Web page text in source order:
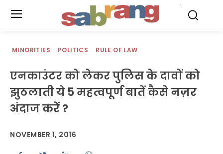
MINORITIES POLITICS RULE OF LAW
एनकाउंटर को लेकर पुलिस के दावों को
झुठलाती ये 5 महत्वपूर्ण बातें कैसे नज़र
अंदाज करें ?
NOVEMBER 1, 2016